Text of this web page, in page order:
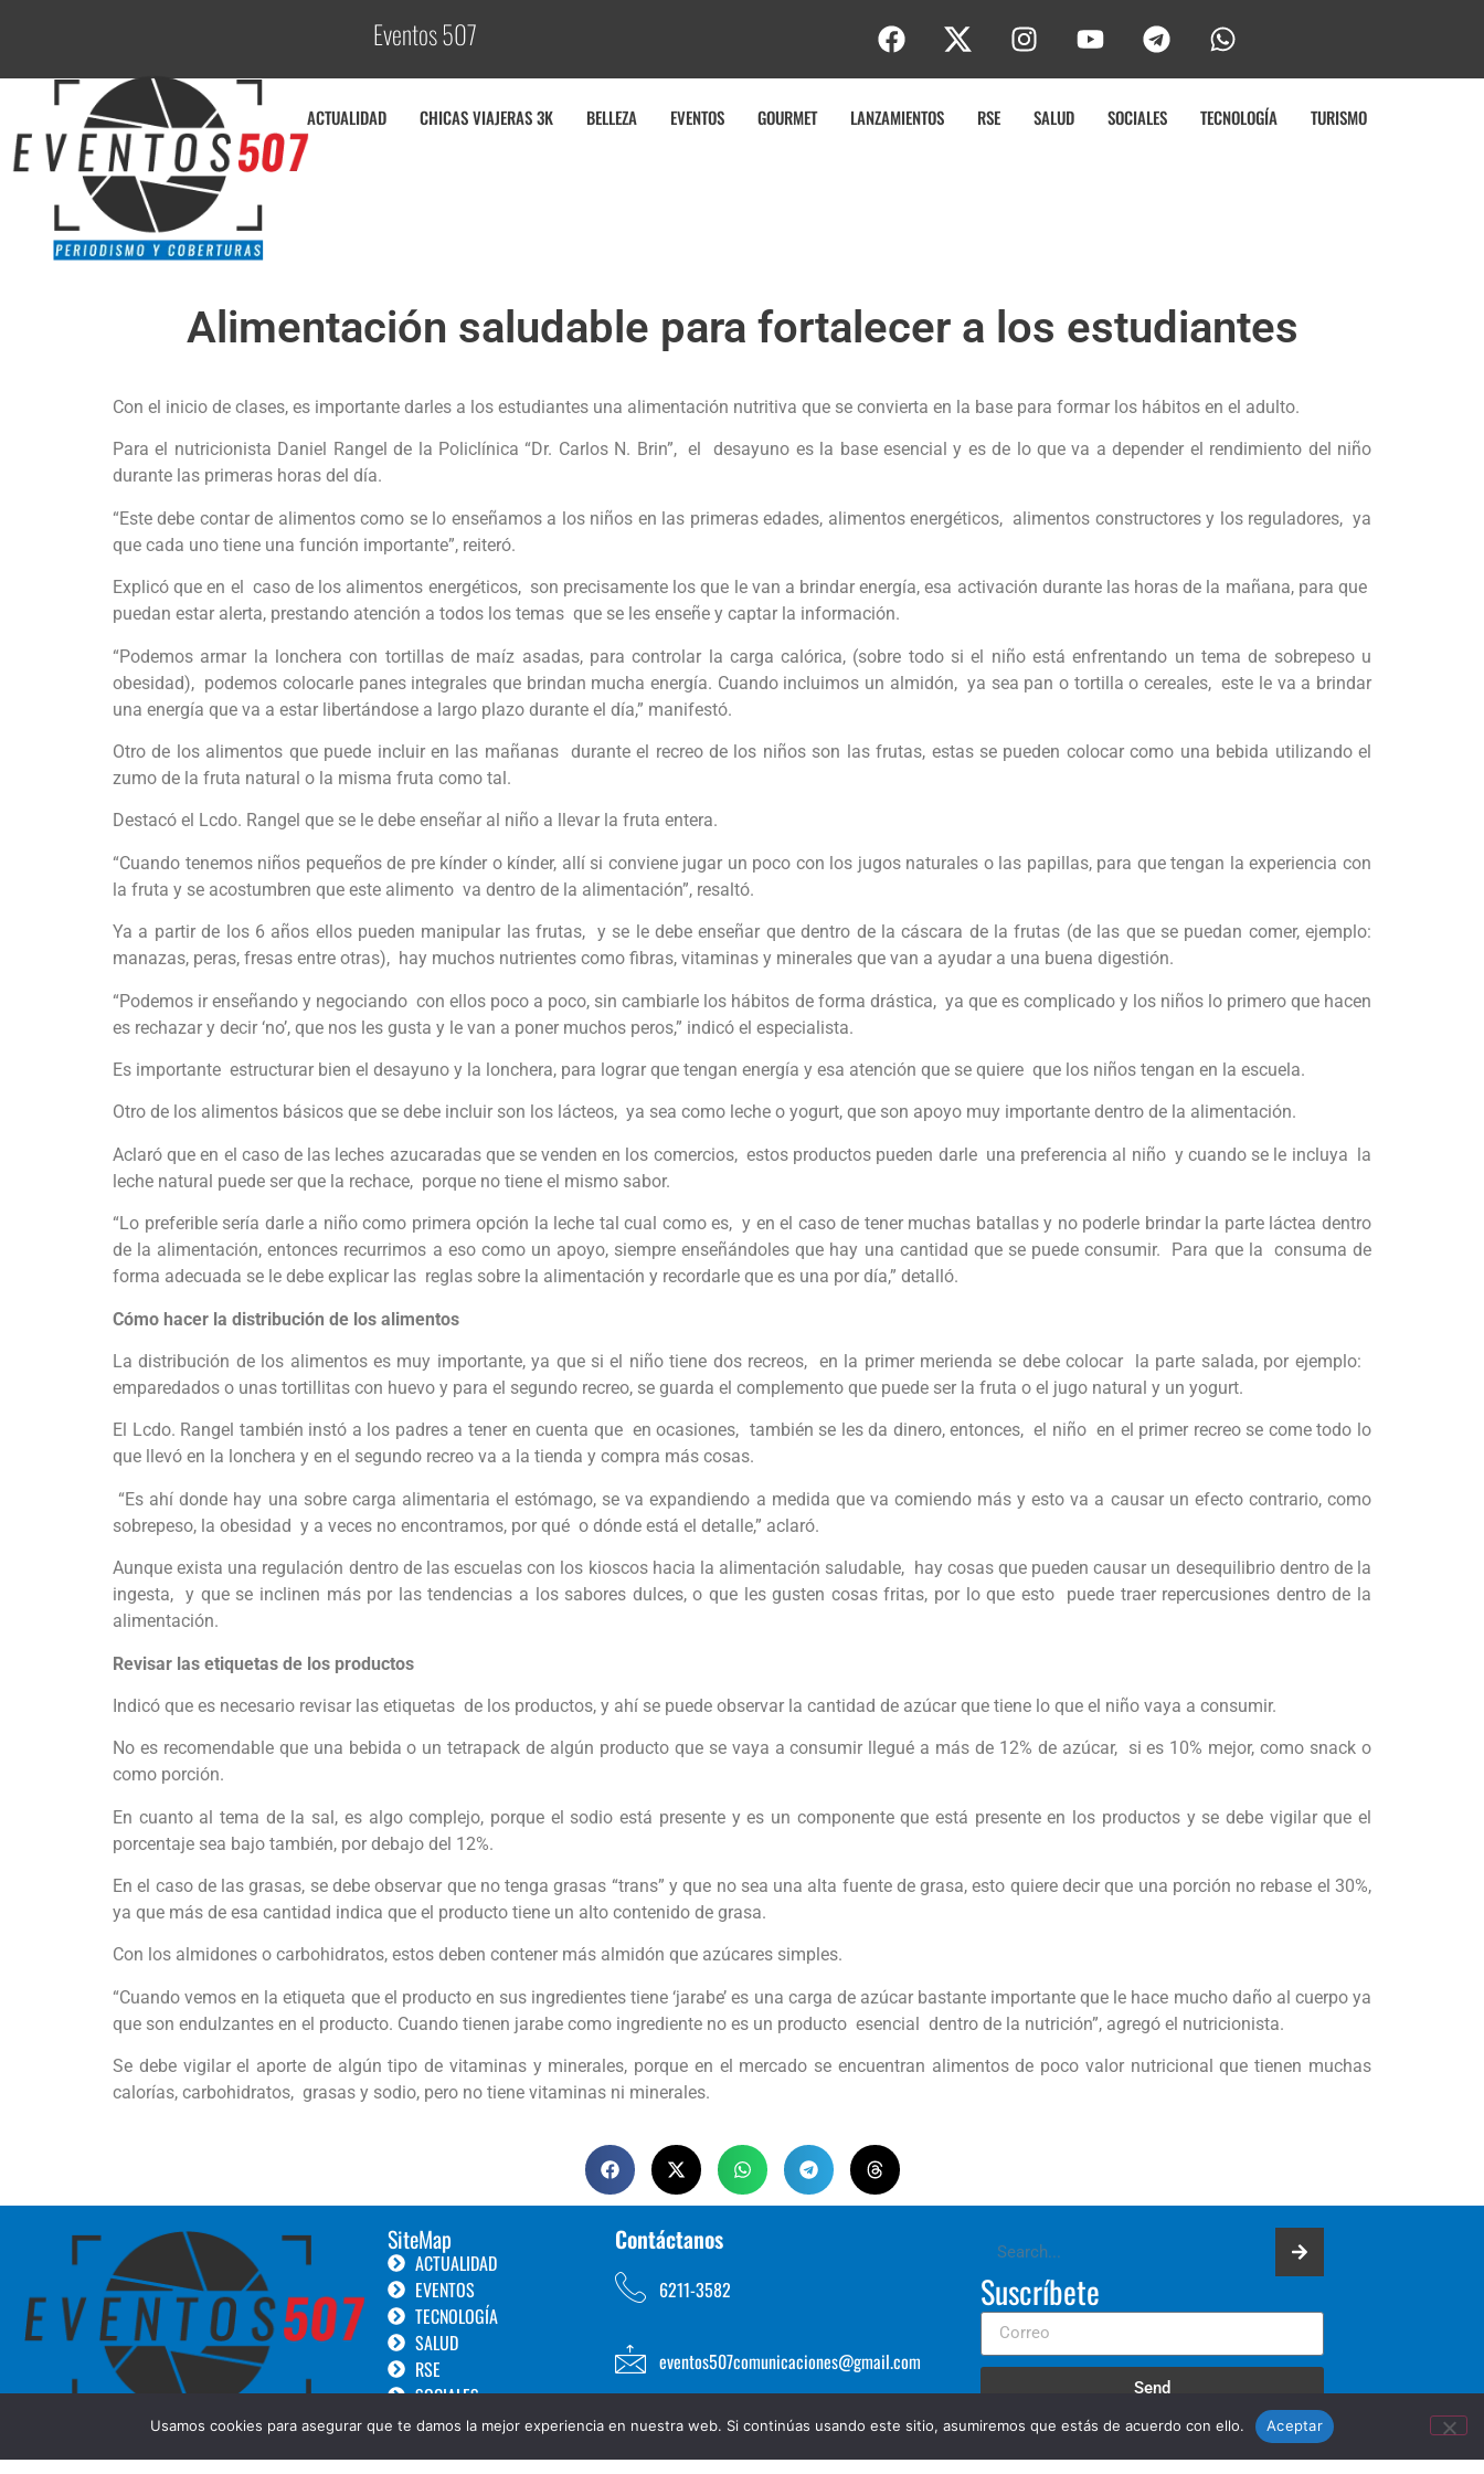
Eventos 507C
ACTUALIDAD CHICAS VIAJERAS 3K BELLEZA EVENTOS GOURMET LANZAMIENTOS RSE SALUD SOCIALES TECNOLOGÍA TURISMO
Alimentación saludable para fortalecer a los estudiantes
Con el inicio de clases, es importante darles a los estudiantes una alimentación nutritiva que se convierta en la base para formar los hábitos en el adulto.
Para el nutricionista Daniel Rangel de la Policlínica “Dr. Carlos N. Brin”, el desayuno es la base esencial y es de lo que va a depender el rendimiento del niño
durante las primeras horas del día.
“Este debe contar de alimentos como se lo enseñamos a los niños en las primeras edades, alimentos energéticos, alimentos constructores y los reguladores, ya
que cada uno tiene una función importante”, reiteró.
Explicó que en el caso de los alimentos energéticos, son precisamente los que le van a brindar energía, esa activación durante las horas de la mañana, para que
puedan estar alerta, prestando atención a todos los temas que se les enseñe y captar la información.
“Podemos armar la lonchera con tortillas de maíz asadas, para controlar la carga calórica, (sobre todo si el niño está enfrentando un tema de sobrepeso u
obesidad), podemos colocarle panes integrales que brindan mucha energía. Cuando incluimos un almidón, ya sea pan o tortilla o cereales, este le va a brindar
una energía que va a estar libertándose a largo plazo durante el día,” manifestó.
Otro de los alimentos que puede incluir en las mañanas durante el recreo de los niños son las frutas, estas se pueden colocar como una bebida utilizando el
zumo de la fruta natural o la misma fruta como tal.
Destacó el Lcdo. Rangel que se le debe enseñar al niño a llevar la fruta entera.
“Cuando tenemos niños pequeños de pre kínder o kínder, allí si conviene jugar un poco con los jugos naturales o las papillas, para que tengan la experiencia con
la fruta y se acostumbren que este alimento va dentro de la alimentación”, resaltó.
Ya a partir de los 6 años ellos pueden manipular las frutas, y se le debe enseñar que dentro de la cáscara de la frutas (de las que se puedan comer, ejemplo:
manazas, peras, fresas entre otras), hay muchos nutrientes como fibras, vitaminas y minerales que van a ayudar a una buena digestión.
“Podemos ir enseñando y negociando con ellos poco a poco, sin cambiarle los hábitos de forma drástica, ya que es complicado y los niños lo primero que hacen
es rechazar y decir ‘no’, que nos les gusta y le van a poner muchos peros,” indicó el especialista.
Es importante estructurar bien el desayuno y la lonchera, para lograr que tengan energía y esa atención que se quiere que los niños tengan en la escuela.
Otro de los alimentos básicos que se debe incluir son los lácteos, ya sea como leche o yogurt, que son apoyo muy importante dentro de la alimentación.
Aclaró que en el caso de las leches azucaradas que se venden en los comercios, estos productos pueden darle una preferencia al niño y cuando se le incluya la
leche natural puede ser que la rechace, porque no tiene el mismo sabor.
“Lo preferible sería darle a niño como primera opción la leche tal cual como es, y en el caso de tener muchas batallas y no poderle brindar la parte láctea dentro
de la alimentación, entonces recurrimos a eso como un apoyo, siempre enseñándoles que hay una cantidad que se puede consumir. Para que la consuma de
forma adecuada se le debe explicar las reglas sobre la alimentación y recordarle que es una por día,” detalló.
Cómo hacer la distribución de los alimentos
La distribución de los alimentos es muy importante, ya que si el niño tiene dos recreos, en la primer merienda se debe colocar la parte salada, por ejemplo:
emparedados o unas tortillitas con huevo y para el segundo recreo, se guarda el complemento que puede ser la fruta o el jugo natural y un yogurt.
El Lcdo. Rangel también instó a los padres a tener en cuenta que en ocasiones, también se les da dinero, entonces, el niño en el primer recreo se come todo lo
que llevó en la lonchera y en el segundo recreo va a la tienda y compra más cosas.
“Es ahí donde hay una sobre carga alimentaria el estómago, se va expandiendo a medida que va comiendo más y esto va a causar un efecto contrario, como
sobrepeso, la obesidad y a veces no encontramos, por qué o dónde está el detalle,” aclaró.
Aunque exista una regulación dentro de las escuelas con los kioscos hacia la alimentación saludable, hay cosas que pueden causar un desequilibrio dentro de la
ingesta, y que se inclinen más por las tendencias a los sabores dulces, o que les gusten cosas fritas, por lo que esto puede traer repercusiones dentro de la
alimentación.
Revisar las etiquetas de los productos
Indicó que es necesario revisar las etiquetas de los productos, y ahí se puede observar la cantidad de azúcar que tiene lo que el niño vaya a consumir.
No es recomendable que una bebida o un tetrapack de algún producto que se vaya a consumir llegué a más de 12% de azúcar, si es 10% mejor, como snack o
como porción.
En cuanto al tema de la sal, es algo complejo, porque el sodio está presente y es un componente que está presente en los productos y se debe vigilar que el
porcentaje sea bajo también, por debajo del 12%.
En el caso de las grasas, se debe observar que no tenga grasas “trans” y que no sea una alta fuente de grasa, esto quiere decir que una porción no rebase el 30%,
ya que más de esa cantidad indica que el producto tiene un alto contenido de grasa.
Con los almidones o carbohidratos, estos deben contener más almidón que azúcares simples.
“Cuando vemos en la etiqueta que el producto en sus ingredientes tiene ‘jarabe’ es una carga de azúcar bastante importante que le hace mucho daño al cuerpo ya
que son endulzantes en el producto. Cuando tienen jarabe como ingrediente no es un producto esencial dentro de la nutrición”, agregó el nutricionista.
Se debe vigilar el aporte de algún tipo de vitaminas y minerales, porque en el mercado se encuentran alimentos de poco valor nutricional que tienen muchas
calorías, carbohidratos, grasas y sodio, pero no tiene vitaminas ni minerales.
SiteMap
ACTUALIDAD
EVENTOS
TECNOLOGÍA
SALUD
RSE
SOCIALES
TURISMO
Contáctanos
6211-3582
eventos507comunicaciones@gmail.com
Suscríbete
Send
Usamos cookies para asegurar que te damos la mejor experiencia en nuestra web. Si continúas usando este sitio, asumiremos que estás de acuerdo con ello. Aceptar